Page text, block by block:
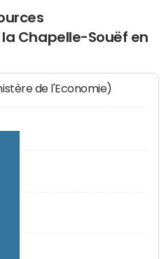
Chapelle-Souëf en
de l'Economie)